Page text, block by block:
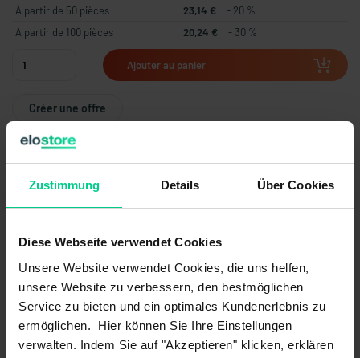
Zustimmung Details Über Cookies
Diese Webseite verwendet Cookies
Unsere Website verwendet Cookies, die uns helfen,
unsere Website zu verbessern, den bestmöglichen
Service zu bieten und ein optimales Kundenerlebnis zu
ermöglichen. Hier können Sie Ihre Einstellungen
verwalten. Indem Sie auf "Akzeptieren" klicken, erklären
À partir de 50 pièces
23,14 €
- 20 %
À partir de 100 pièces
20,24 € - 30 %
Ajouter au panier
Créer une offre